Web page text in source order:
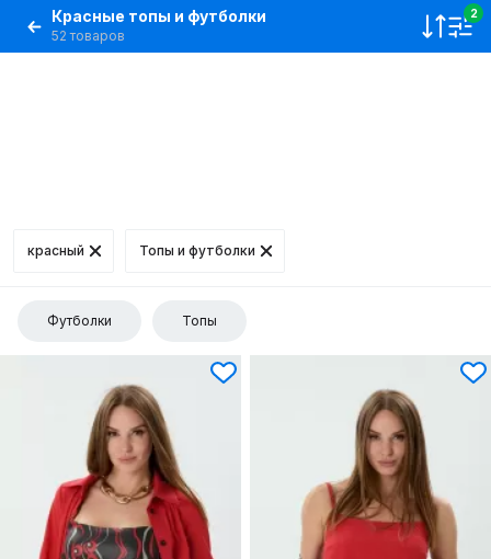
Красные топы и футболки
52 товаров
2
красный Топы и футболки
Футболки Топы